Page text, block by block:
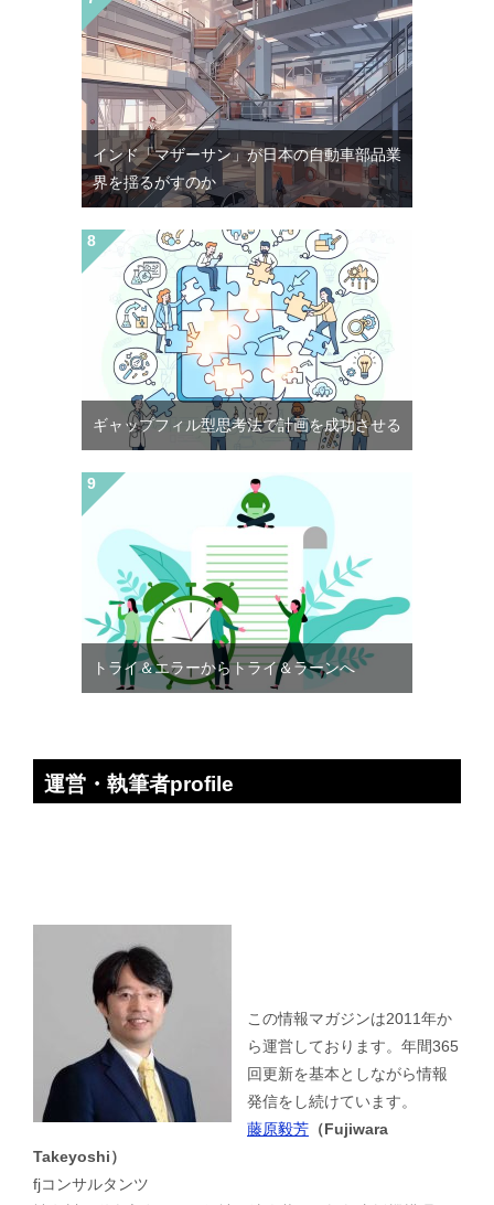
インド「マザーサン」が日本の自動車部品業
界を揺るがすのか
ギャップフィル型思考法で計画を成功させる
トライ＆エラーからトライ＆ラーンへ
運営・執筆者profile
この情報マガジンは2011年か
ら運営しております。年間365
回更新を基本としながら情報
発信をし続けています。
藤原毅芳 （Fujiwara
Takeyoshi）
fjコンサルタンツ